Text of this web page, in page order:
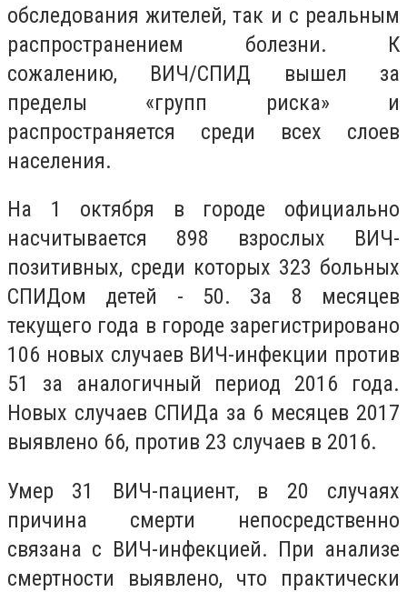
обследования жителей, так и с реальным
распространением болезни. К
сожалению, ВИЧ/СПИД вышел за
пределы «групп риска» и
распространяется среди всех слоев
населения.
На 1 октября в городе официально
насчитывается 898 взрослых ВИЧ-
позитивных, среди которых 323 больных
СПИДом детей - 50. За 8 месяцев
текущего года в городе зарегистрировано
106 новых случаев ВИЧ-инфекции против
51 за аналогичный период 2016 года.
Новых случаев СПИДа за 6 месяцев 2017
выявлено 66, против 23 случаев в 2016.
Умер 31 ВИЧ-пациент, в 20 случаях
причина смерти непосредственно
связана с ВИЧ-инфекцией. При анализе
смертности выявлено, что практически